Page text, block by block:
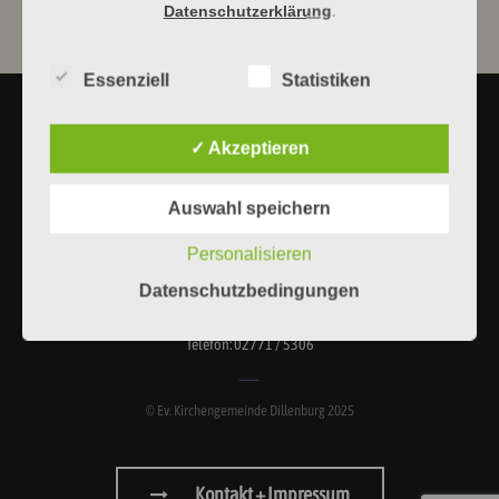
Ev. Kirchengemeinde Dillenburg
Gemeindebüro, Am Zwingel 3, 35683 Dillenburg
Telefon: 02771 / 5306
© Ev. Kirchengemeinde Dillenburg 2025
Kontakt + Impressum
Datenschutzerklärung.
Essenziell Statistiken
✓ Akzeptieren
Auswahl speichern
Personalisieren
Datenschutzbedingungen